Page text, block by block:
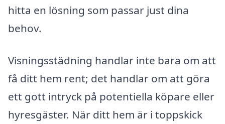
hitta en lösning som passar just dina
behov.
Visningsstädning handlar inte bara om att
få ditt hem rent; det handlar om att göra
ett gott intryck på potentiella köpare eller
hyresgäster. När ditt hem är i toppskick